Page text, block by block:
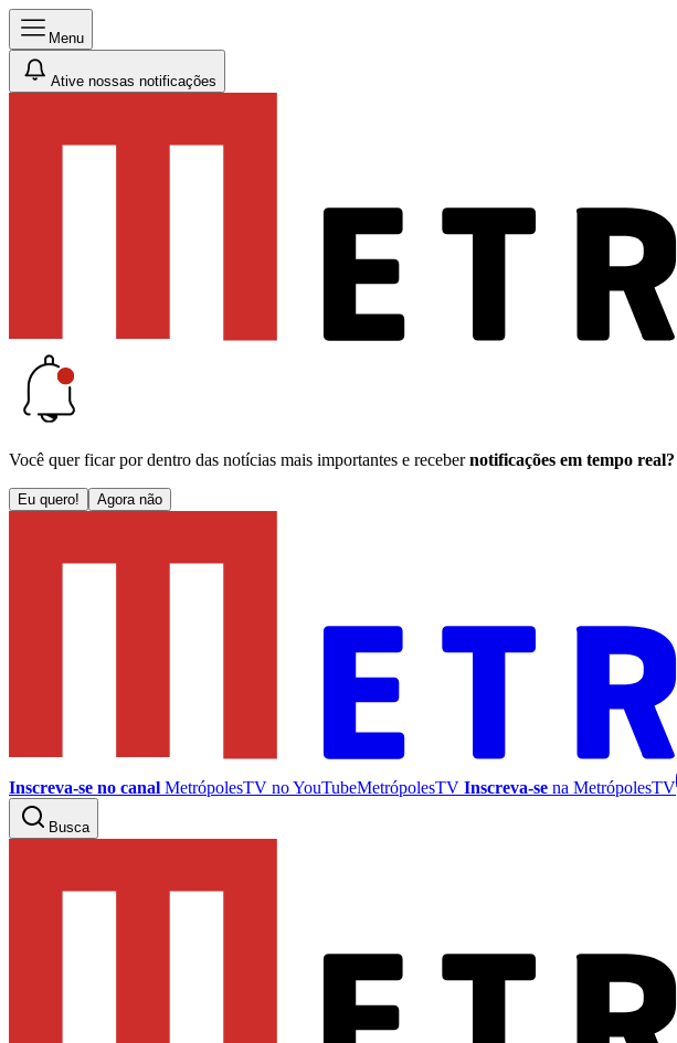
Menu
Ative nossas notificações
Você quer ficar por dentro das notícias mais importantes e receber notificações em tempo real?
Eu quero! Agora não
Inscreva-se no canal MetrópolesTV noYouTubeMetrópolesTV Inscreva-se na MetrópolesTV
Busca